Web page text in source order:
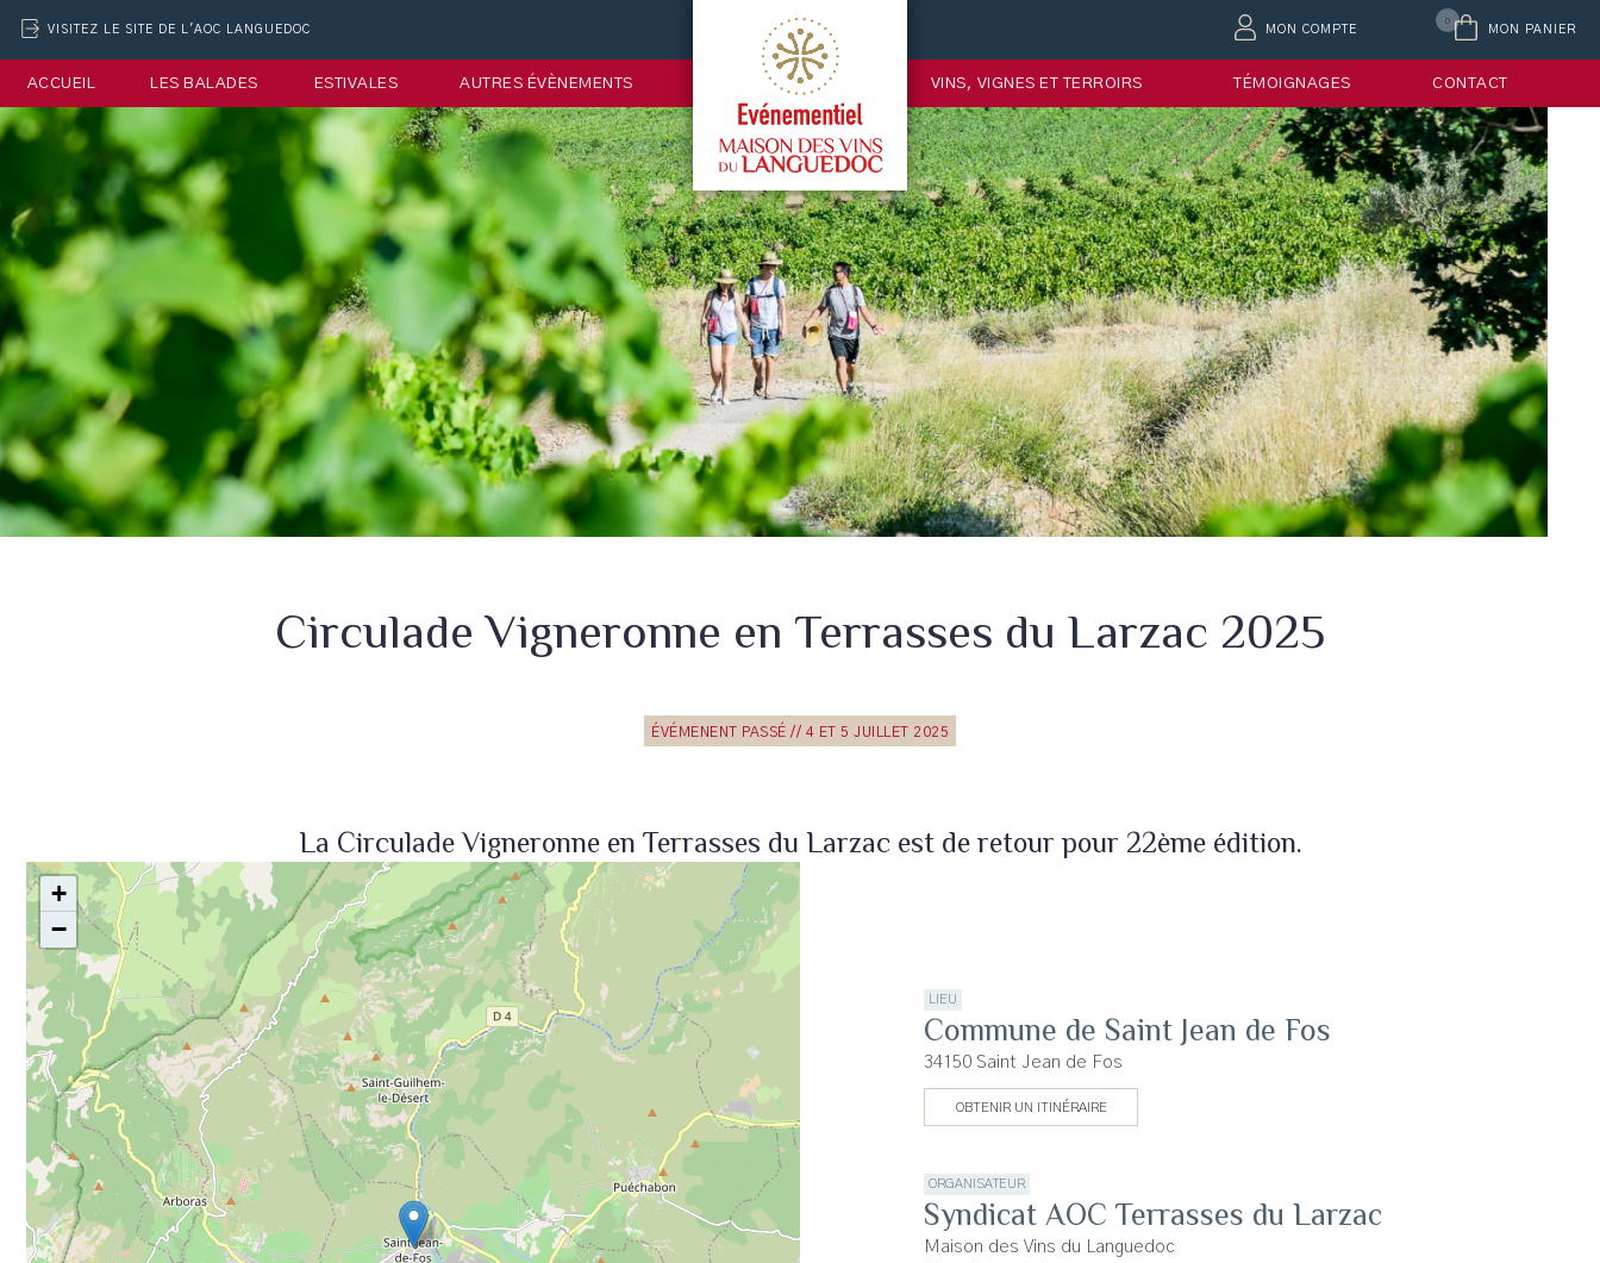
VISITEZ LE SITE DE L'AOC LANGUEDOC MON COMPTE MON PANIER
0
ACCUEIL LES BALADES ESTIVALES AUTRES ÉVÈNEMENTS VINS, VIGNES ET TERROIRS TÉMOIGNAGES CONTACT
Circulade Vigneronne en Terrasses du Larzac 2025
ÉVÉMENENT PASSÉ // 4 ET 5 JUILLET 2025
La Circulade Vigneronne en Terrasses du Larzac est de retour pour 22ème édition.
+
−
LIEU
Commune de Saint Jean de Fos
34150 Saint Jean de Fos
OBTENIR UN ITINÉRAIRE
ORGANISATEUR
Syndicat AOC Terrasses du Larzac
Maison des Vins du Languedoc